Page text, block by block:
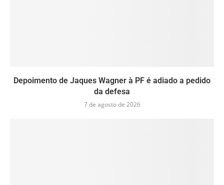
Depoimento de Jaques Wagner à PF é adiado a pedido
da defesa
7 de agosto de 2026